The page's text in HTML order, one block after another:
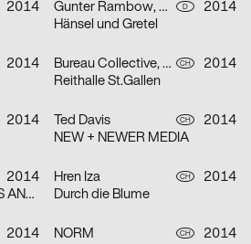
2014
Gunter Rambow, Angelika Eschbach-Rambow D
2014
Hänsel und Gretel
2014
Bureau Collective, Kasper-Florio, Nadine Schwery, Dominic Rechsteiner CH
2014
Reithalle St.Gallen
2014
Ted Davis CH
2014
NEW + NEWER MEDIA
2014
BAM & MR. DERO – THIS AND THAT
Hren Iza CH
2014
Durch die Blume
2014
NORM CH
2014